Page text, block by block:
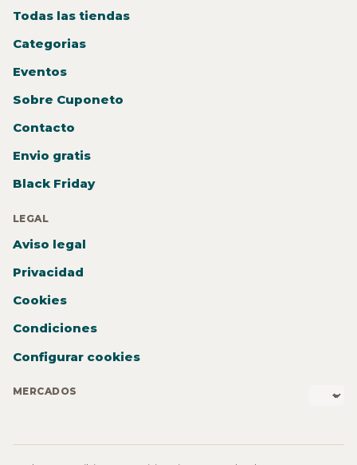
Todas las tiendas
Categorias
Eventos
Sobre Cuponeto
Contacto
Envio gratis
Black Friday
LEGAL
Aviso legal
Privacidad
Cookies
Condiciones
Configurar cookies
MERCADOS